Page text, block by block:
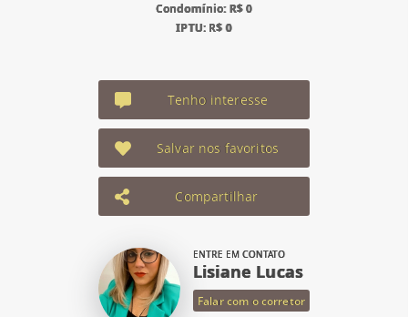
Condomínio: R$ 0
IPTU: R$ 0
Tenho interesse
Salvar nos favoritos
Compartilhar
ENTRE EM CONTATO
Lisiane Lucas
Falar com o corretor